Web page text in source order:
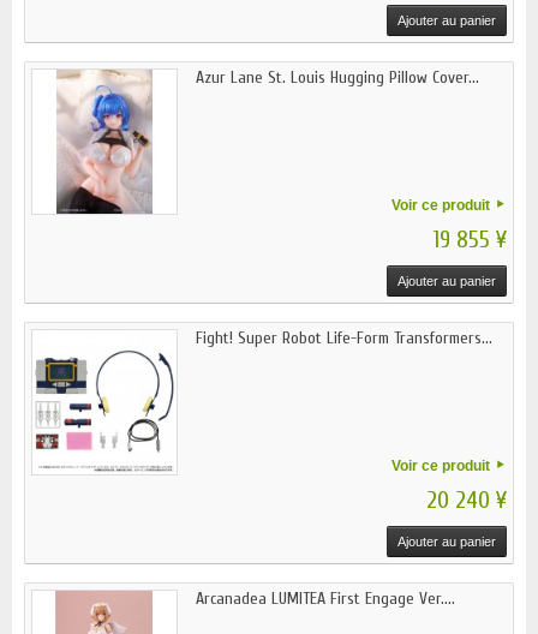
Ajouter au panier
Azur Lane St. Louis Hugging Pillow Cover...
Voir ce produit
19 855 ¥
Ajouter au panier
Fight! Super Robot Life-Form Transformers...
Voir ce produit
20 240 ¥
Ajouter au panier
Arcanadea LUMITEA First Engage Ver....